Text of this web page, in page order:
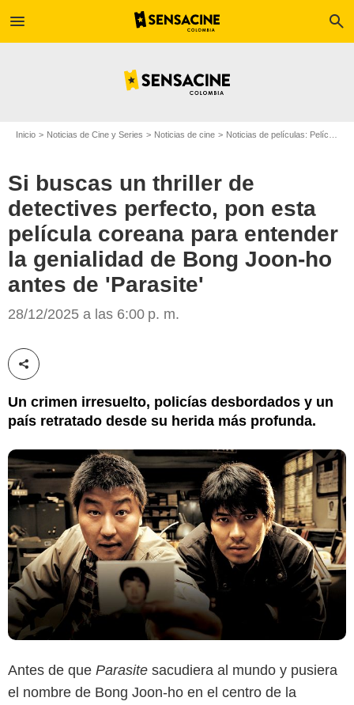
menu search
Inicio Noticias de Cine y Series Noticias de cine Noticias de películas: Película - ¿Sabías que...?
Si buscas un thriller de
detectives perfecto, pon esta
película coreana para entender
la genialidad de Bong Joon-ho
antes de 'Parasite'
28/12/2025 a las 6:00 p. m.
Compartir esta noticia
Un crimen irresuelto, policías desbordados y un
país retratado desde su herida más profunda.
IMDb
Antes de que Parasite sacudiera al mundo y pusiera
el nombre de Bong Joon-ho en el centro de la